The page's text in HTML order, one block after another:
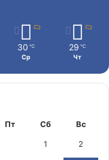
30 ℃
Ср
29 ℃
Чт
Пт Сб Вс
1 2